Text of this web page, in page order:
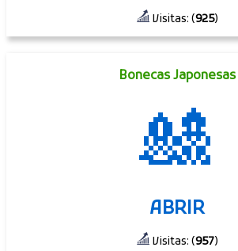
Visitas: (925)
Bonecas Japonesas
🎎
ABRIR
Visitas: (957)